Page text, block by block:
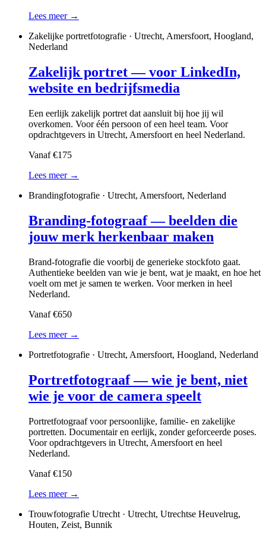
Lees meer →
Zakelijke portretfotografie · Utrecht, Amersfoort, Hoogland,
Nederland
Zakelijk portret — voor LinkedIn,
website en bedrijfsmedia
Een eerlijk zakelijk portret dat aansluit bij hoe jij wil
overkomen. Voor één persoon of een heel team. Voor
opdrachtgevers in Utrecht, Amersfoort en heel Nederland.
Vanaf €175
Lees meer →
Brandingfotografie · Utrecht, Amersfoort, Nederland
Branding-fotograaf — beelden die
jouw merk herkenbaar maken
Brand-fotografie die voorbij de generieke stockfoto gaat.
Authentieke beelden van wie je bent, wat je maakt, en hoe het
voelt om met je samen te werken. Voor merken in heel
Nederland.
Vanaf €650
Lees meer →
Portretfotografie · Utrecht, Amersfoort, Hoogland, Nederland
Portretfotograaf — wie je bent, niet
wie je voor de camera speelt
Portretfotograaf voor persoonlijke, familie- en zakelijke
portretten. Documentair en eerlijk, zonder geforceerde poses.
Voor opdrachtgevers in Utrecht, Amersfoort en heel
Nederland.
Vanaf €150
Lees meer →
Trouwfotografie Utrecht · Utrecht, Utrechtse Heuvelrug,
Houten, Zeist, Bunnik